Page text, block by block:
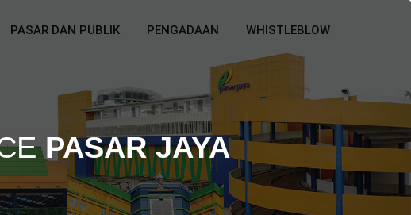
PASAR DAN PUBLIK PENGADAAN WHISTLEBLOW
PASAR JAYA